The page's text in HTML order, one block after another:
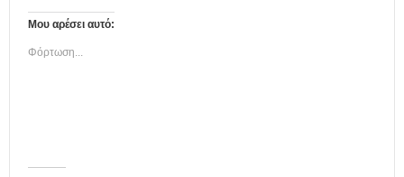
Μου αρέσει αυτό:
Φόρτωση...